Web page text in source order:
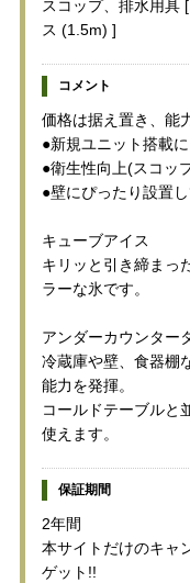
スコップ、排水用具
ス (1.5m) ]
コメント
価格は据え置き、能
●新規ユニット搭載
●衛生性向上(スコッ
●壁にぴったり設置
キューブアイス
キリッと引き締まっ
ラーな氷です。
アンダーカウンター
冷蔵庫や壁、食器棚
能力を発揮。
コールドテーブルと
使えます。
保証期間
2年間
本サイトだけのキャ
ゲット!!